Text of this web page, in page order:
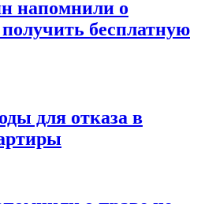
напомнили о
бесплатную
для отказа в